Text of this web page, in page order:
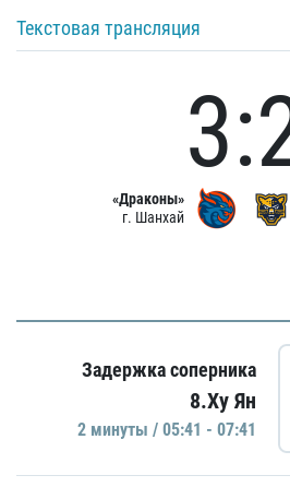
Текстовая трансляция
«Драконы»
г. Шанхай
Задержка соперника
8.Ху Ян
2 минуты / 05:41 - 07:41